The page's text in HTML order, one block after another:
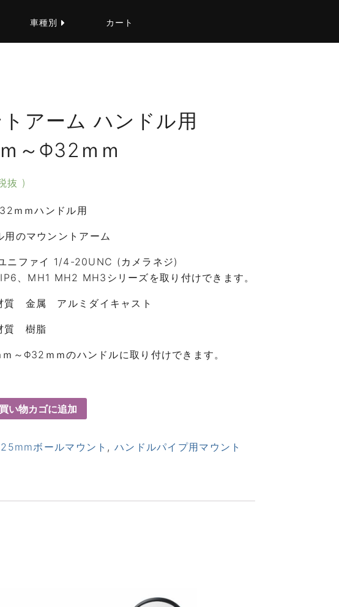
車種別 カート
トアーム ハンドル用
～Φ32ｍｍ
抜 )
ｍｍハンドル用
のマウンントアーム
ニファイ 1/4-20UNC (カメラネジ)
、MH1 MH2 MH3シリーズを取り付けできます。
金属 アルミダイキャスト
質 樹脂
～Φ32ｍｍのハンドルに取り付けできます。
い物カゴに追加
25mmボールマウント ,ハンドルパイプ用マウント